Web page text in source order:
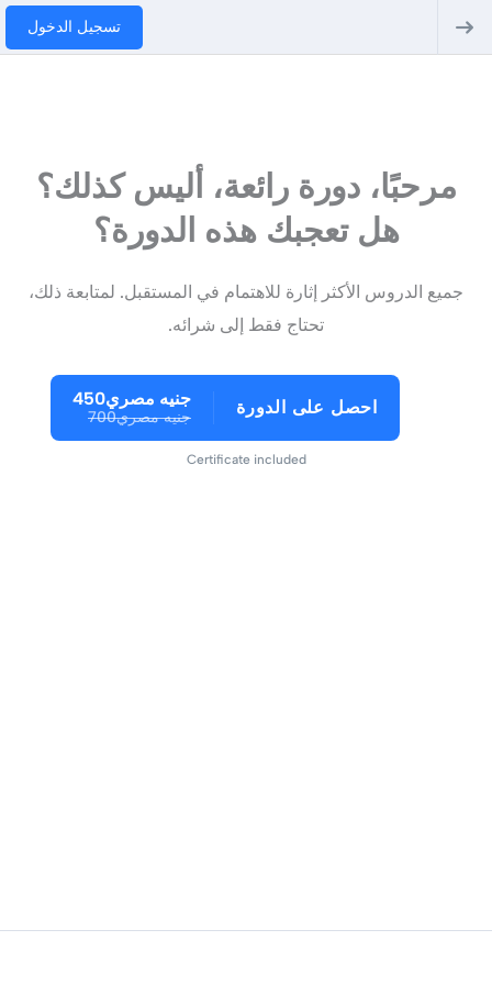
تسجيل الدخول
مرحبًا، دورة رائعة، أليس كذلك؟
هل تعجبك هذه الدورة؟
جميع الدروس الأكثر إثارة للاهتمام في المستقبل. لمتابعة ذلك،
تحتاج فقط إلى شرائه.
احصل على الدورة جنيه مصري450
جنيه مصري700
Certificate included